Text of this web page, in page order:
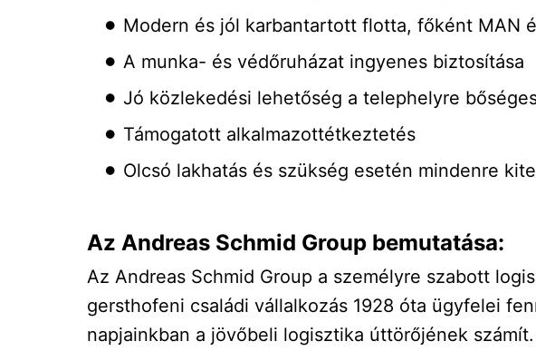
Modern és jól karbantartott flotta, főként MAN
A munka- és védőruházat ingyenes biztosítása
Jó közlekedési lehetőség a telephelyre
Támogatott alkalmazottétkeztetés
Olcsó lakhatás és szükség esetén mindenre
Az Andreas Schmid Group bemutatása:
Az Andreas Schmid Group a személyre szabott
gersthofeni családi vállalkozás 1928 óta ügyfelei
napjainkban a jövőbeli logisztika úttörőjének